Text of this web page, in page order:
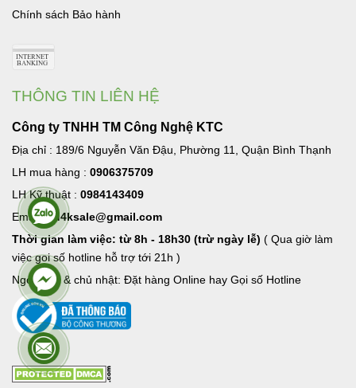
Chính sách Bảo hành
THÔNG TIN LIÊN HỆ
Công ty TNHH TM Công Nghệ KTC
Địa chỉ : 189/6 Nguyễn Văn Đậu, Phường 11, Quận Bình Thạnh
LH mua hàng : 0906375709
LH Kỹ thuật : 0984143409
Email:hd4ksale@gmail.com
Thời gian làm việc: từ 8h - 18h30 (trừ ngày lễ) ( Qua giờ làm
việc goi số hotline hỗ trợ tới 21h )
Ngoài giờ & chủ nhật: Đặt hàng Online hay Gọi số Hotline